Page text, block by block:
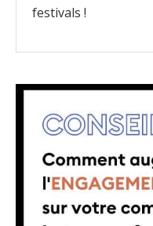
festivals !